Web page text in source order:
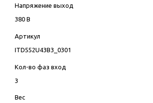
Напряжение выход
380 В
Артикул
ITD552U43B3_0301
Кол-во фаз вход
3
Вес